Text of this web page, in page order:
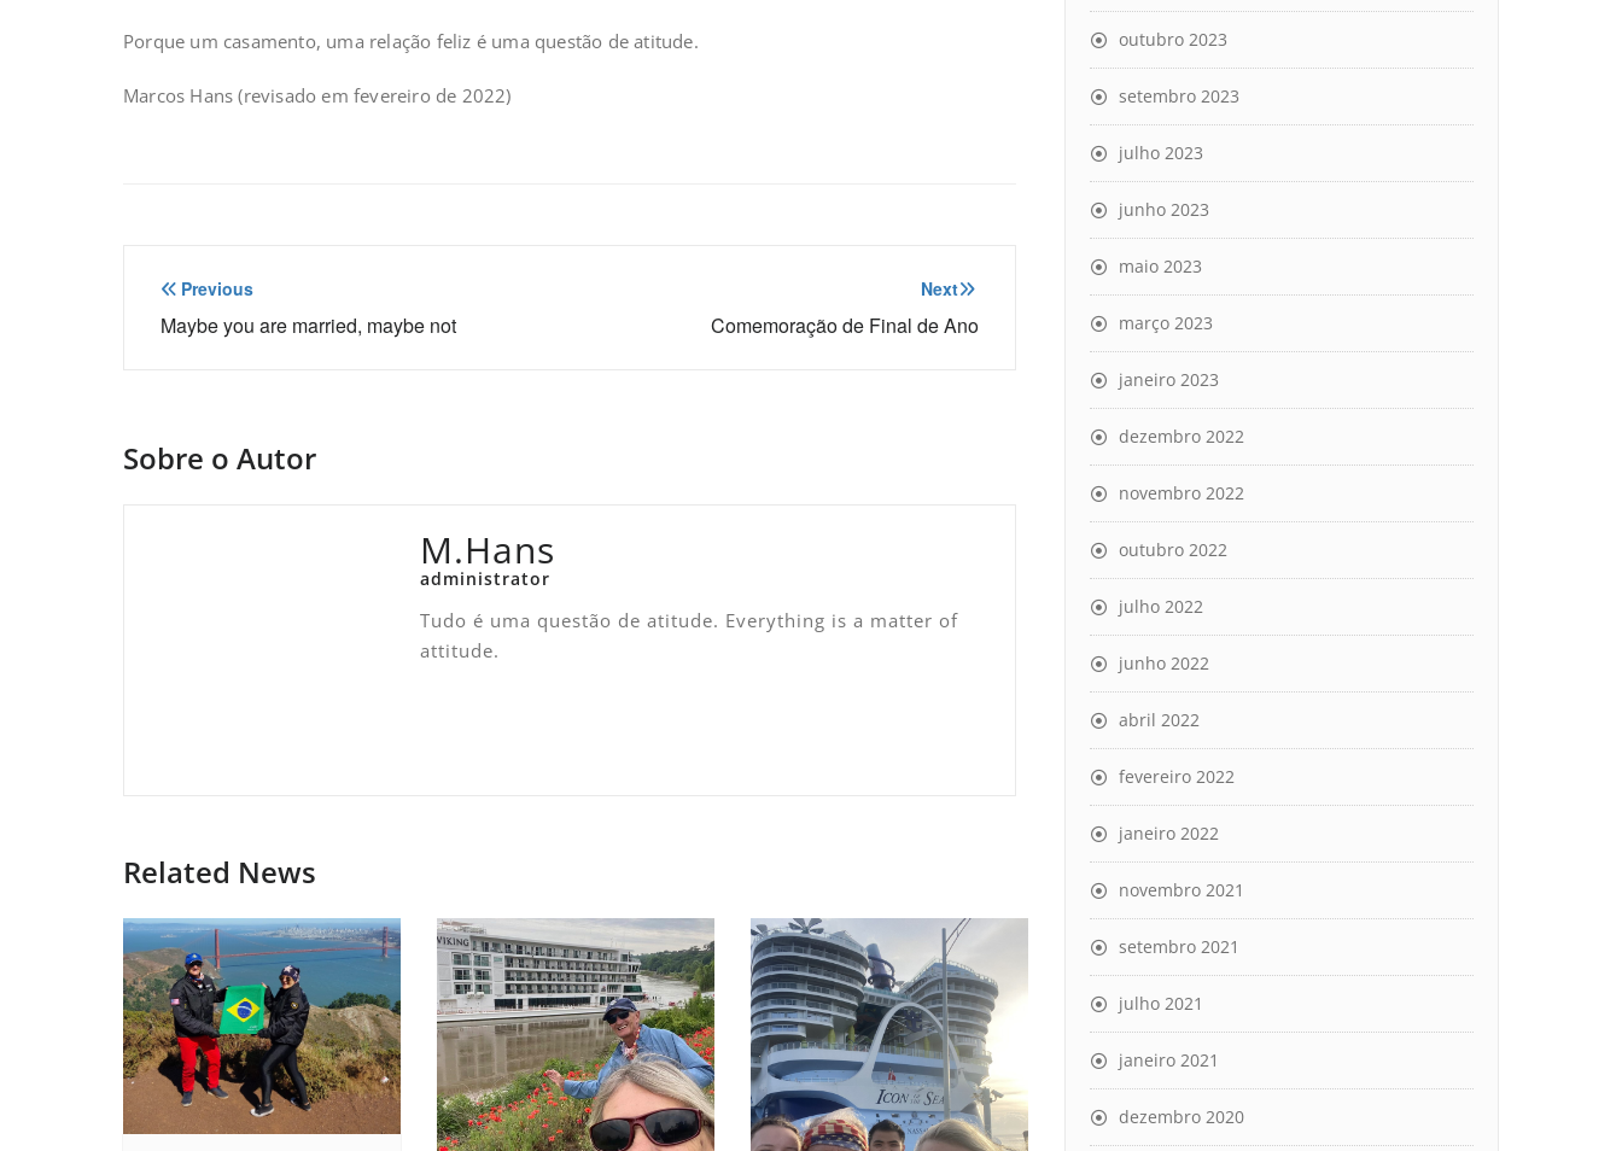
Porque um casamento, uma relação feliz é uma questão de atitude.
Marcos Hans (revisado em fevereiro de 2022)
Navegação
de
Previous
Maybe you are married, maybe not
Next
Comemoração de Final de Ano
Sobre o Autor
M.Hans
administrator
Tudo é uma questão de atitude. Everything is a matter of
attitude.
Related News
outubro 2023
setembro 2023
julho 2023
junho 2023
maio 2023
março 2023
janeiro 2023
dezembro 2022
novembro 2022
outubro 2022
julho 2022
junho 2022
abril 2022
fevereiro 2022
janeiro 2022
novembro 2021
setembro 2021
julho 2021
janeiro 2021
dezembro 2020